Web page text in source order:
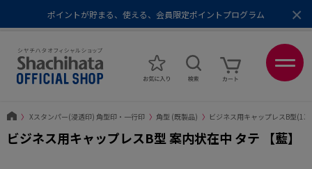
ポイントが貯まる、使える、会員限定ポイントプログラム
メール便1,500円以上 / 宅配便3,500円以上のお買い物で送料無料
あなたに最適なスタンプをシヤチハタがレコメンド
〉 Xスタンパー(浸透印) 角型印・一行印 〉 角型 (既製品) 〉 ビジネス用キャップレスB型
ビジネス用キャップレスB型 案内状在中 タテ 【藍】
×